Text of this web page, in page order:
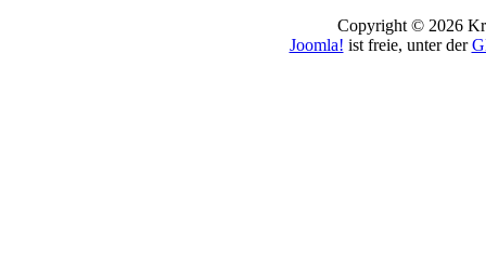
Copyright © 2026
Joomla! ist freie, unter der